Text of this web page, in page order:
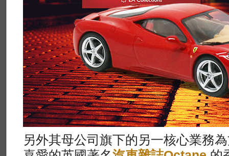
另外其母公司旗下的另一核心業務